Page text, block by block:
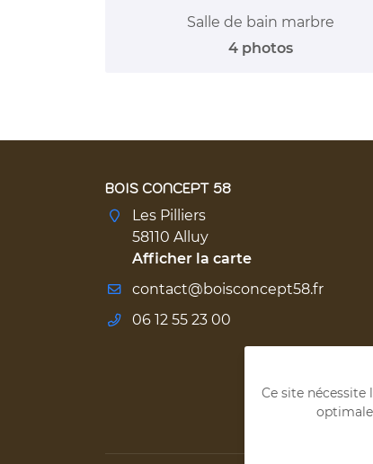
Salle de bain marbre
4 photos
BOIS CONCEPT 58
Les Pilliers
58110 Alluy
Afficher la carte
06 12 55 23 00
Ce site